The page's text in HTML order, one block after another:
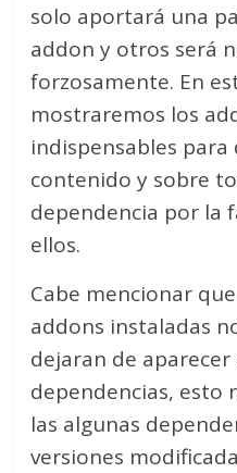
solo aportará una
addon y otros será
forzosamente. En
mostraremos los
indispensables
contenido y sobre
dependencia por la
ellos.
Cabe mencionar
addons instaladas
dejaran de
dependencias, esto
las algunas
versiones